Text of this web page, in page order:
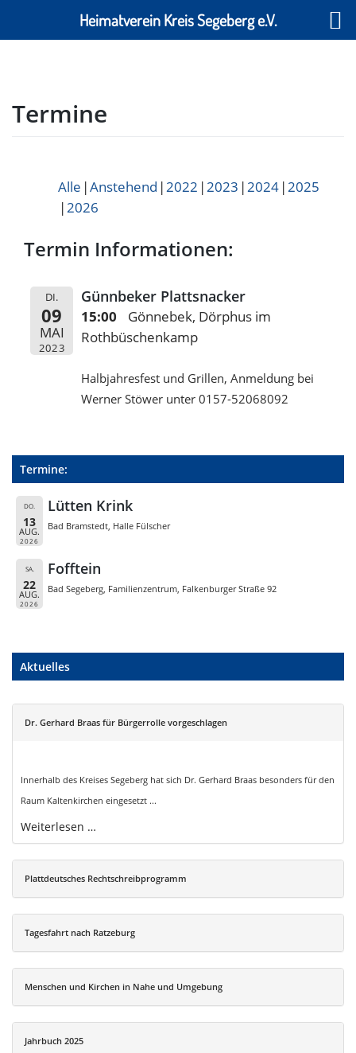
Termine
Alle Anstehend 2022 2023 2024 2025
2026
Termin Informationen:
DI.
09
MAI
2023
Günnbeker Plattsnacker
15:00
Gönnebek, Dörphus im
Rothbüschenkamp
Halbjahresfest und Grillen, Anmeldung bei
Werner Stöwer unter 0157-52068092
Termine:
DO.
13
AUG.
2026
Lütten Krink
Bad Bramstedt, Halle Fülscher
SA.
22
AUG.
2026
Fofftein
Bad Segeberg, Familienzentrum, Falkenburger Straße 92
Aktuelles
Dr. Gerhard Braas für Bürgerrolle vorgeschlagen
Innerhalb des Kreises Segeberg hat sich Dr. Gerhard Braas besonders für den
Raum Kaltenkirchen eingesetzt ...
Weiterlesen …
Plattdeutsches Rechtschreibprogramm
Tagesfahrt nach Ratzeburg
Menschen und Kirchen in Nahe und Umgebung
Jahrbuch 2025
Heimatverein Kreis Segeberg e.V.